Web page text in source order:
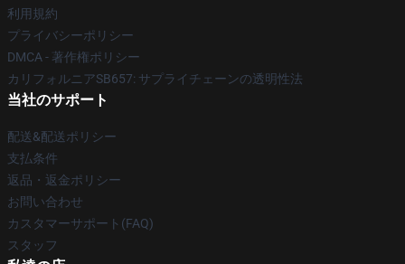
利用規約
プライバシーポリシー
DMCA - 著作権ポリシー
カリフォルニアSB657: サプライチェーンの透明性法
当社のサポート
配送&配送ポリシー
支払条件
返品・返金ポリシー
お問い合わせ
カスタマーサポート(FAQ)
スタッフ